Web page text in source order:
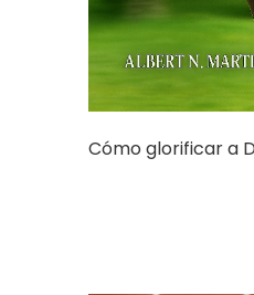
Cómo glorificar a